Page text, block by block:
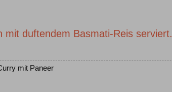
mit duftendem Basmati-Reis serviert.
mit Paneer